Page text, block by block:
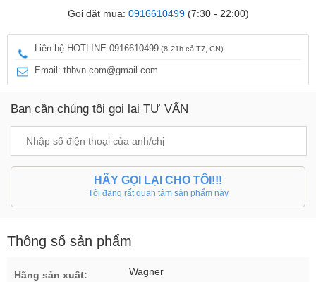
Gọi đặt mua: 0916610499(7:30 - 22:00)
Liên hệ HOTLINE 0916610499 (8-21h cả T7, CN)
Email: thbvn.com@gmail.com
Bạn cần chúng tôi gọi lại TƯ VẤN
HÃY GỌI LẠI CHO TÔI!!!
Tôi đang rất quan tâm sản phẩm này
Thông số sản phẩm
Hãng sản xuất: Wagner